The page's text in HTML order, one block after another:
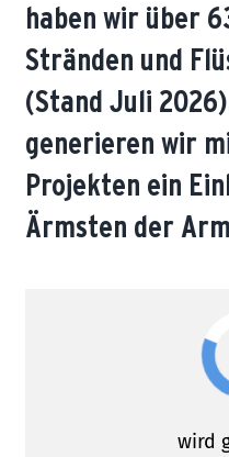
haben wir über
Stränden und
(Stand Juli
generieren wir
Projekten ein
Ärmsten der